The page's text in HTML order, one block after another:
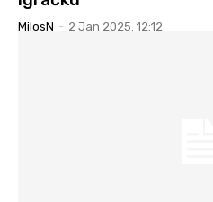
MilosN - 2 Jan 2025. 12:12